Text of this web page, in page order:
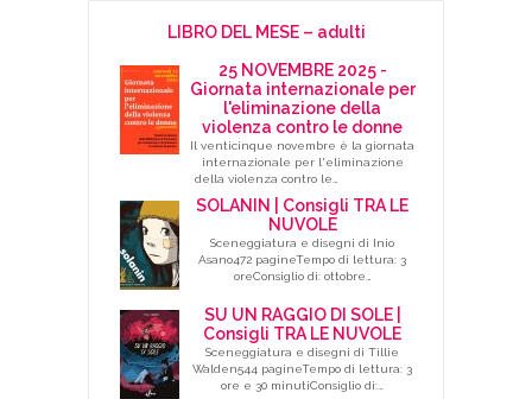
LIBRO DEL MESE – adulti
25 NOVEMBRE 2025 -
Giornata internazionale per
l'eliminazione della
violenza contro le donne
Il venticinque novembre è la giornata
internazionale per l'eliminazione
della violenza contro le…
SOLANIN | Consigli TRA LE
NUVOLE
Sceneggiatura e disegni di Inio
Asano472 pagineTempo di lettura: 3
oreConsiglio di: ottobre…
SU UN RAGGIO DI SOLE |
Consigli TRA LE NUVOLE
Sceneggiatura e disegni di Tillie
Walden544 pagineTempo di lettura: 3
ore e 30 minutiConsiglio di:…